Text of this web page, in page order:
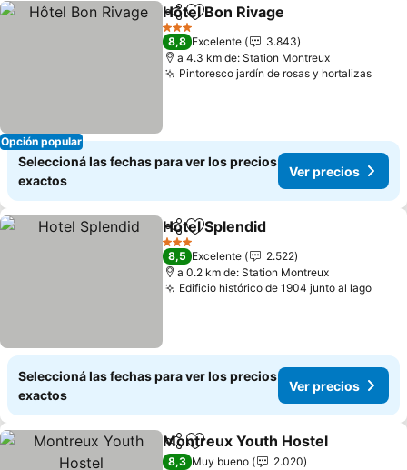
Opción popular
CompartirAñadir a favoritos
Hôtel Bon Rivage
3 Estrellas
8,8 Excelente
3.843
a 4.3 km de: Station Montreux
Pintoresco jardín de rosas y hortalizas
Seleccioná las fechas para ver los precios
exactos
Ver precios
CompartirAñadir a favoritos
Hotel Splendid
3 Estrellas
8,5 Excelente
2.522
a 0.2 km de: Station Montreux
Edificio histórico de 1904 junto al lago
Seleccioná las fechas para ver los precios
exactos
Ver precios
CompartirAñadir a favoritos
Montreux Youth Hostel
8,3 Muy bueno
2.020